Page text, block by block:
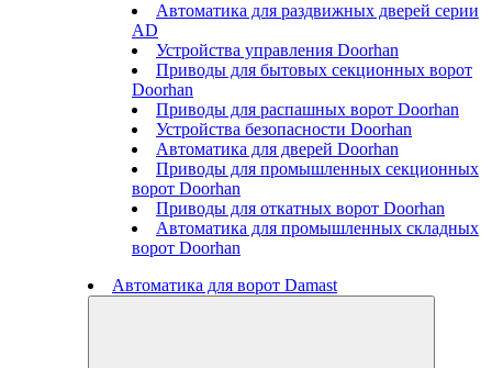
Автоматика для раздвижных дверей серии
AD
Устройства управления Doorhan
Приводы для бытовых секционных ворот
Doorhan
Приводы для распашных ворот Doorhan
Устройства безопасности Doorhan
Автоматика для дверей Doorhan
Приводы для промышленных секционных
ворот Doorhan
Приводы для откатных ворот Doorhan
Автоматика для промышленных складных
ворот Doorhan
Автоматика для ворот Damast